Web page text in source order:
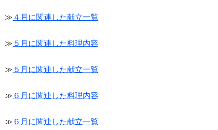
≫ ４月に関連した献立一覧
≫ ５月に関連した料理内容
≫ ５月に関連した献立一覧
≫ ６月に関連した料理内容
≫ ６月に関連した献立一覧